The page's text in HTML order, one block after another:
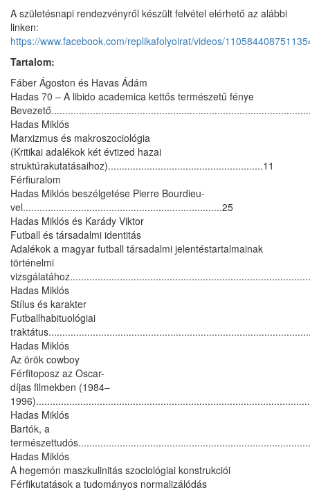
A születésnapi rendezvényről készült felvétel elérhető az alábbi
linken:
https://www.facebook.com/replikafolyoirat/videos/
Tartalom:
Fáber Ágoston és Havas Ádám
Hadas 70 – A libido academica kettős természetű fénye
Hadas Miklós
Marxizmus és makroszociológia
(Kritikai adalékok két évtized hazai
struktúrakutatásaihoz)........................................................11
Férfiuralom
Hadas Miklós beszélgetése Pierre Bourdieu-
vel........................................................................25
Hadas Miklós és Karády Viktor
Futball és társadalmi identitás
Adalékok a magyar futball társadalmi jelentéstartalmainak
történelmi
Hadas Miklós
Stílus és karakter
Futballhabituológiai
Hadas Miklós
Az örök cowboy
Férfitoposz az Oscar-
díjas filmekben (1984–
Hadas Miklós
Bartók, a
Hadas Miklós
A hegemón maszkulinitás szociológiai konstrukciói
Férfikutatások a tudományos normalizálódás